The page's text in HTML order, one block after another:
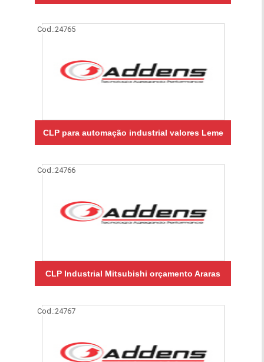
Cod.:24765
CLP para automação industrial valores Leme
Cod.:24766
CLP Industrial Mitsubishi orçamento Araras
Cod.:24767